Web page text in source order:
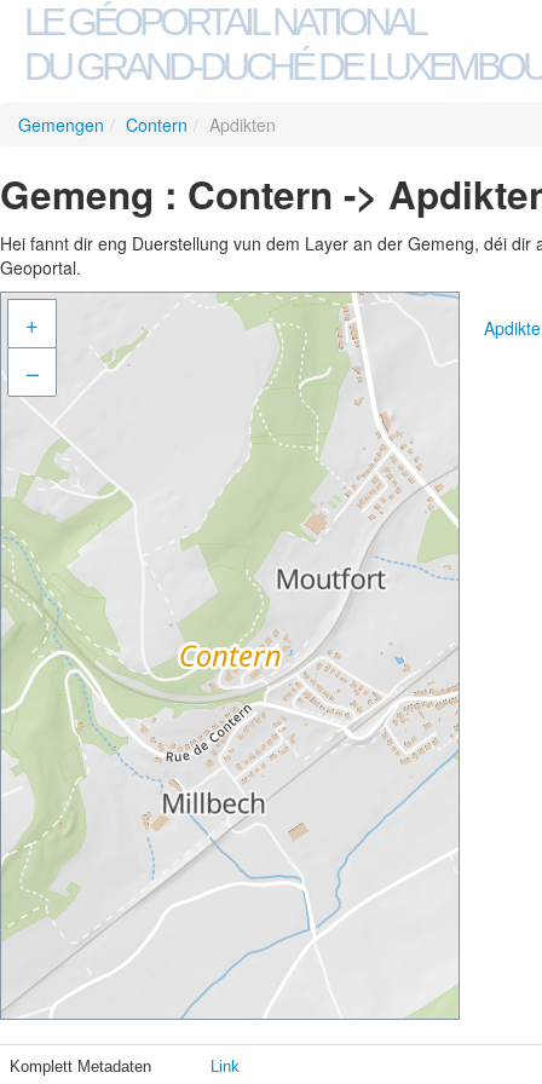
LE GÉOPORTAIL NATIONAL
DU GRAND-DUCHÉ DE
Gemengen / Contern / Apdikten
Gemeng : Contern ->
Hei fannt dir eng Duerstellung vun dem Layer an der Gemeng, déi
Geoportal.
+
–
Komplett Metadaten Link